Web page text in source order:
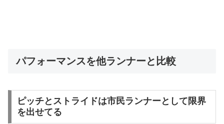
パフォーマンスを他ランナーと比較
ピッチとストライドは市民ランナーとして限界
を出せてる